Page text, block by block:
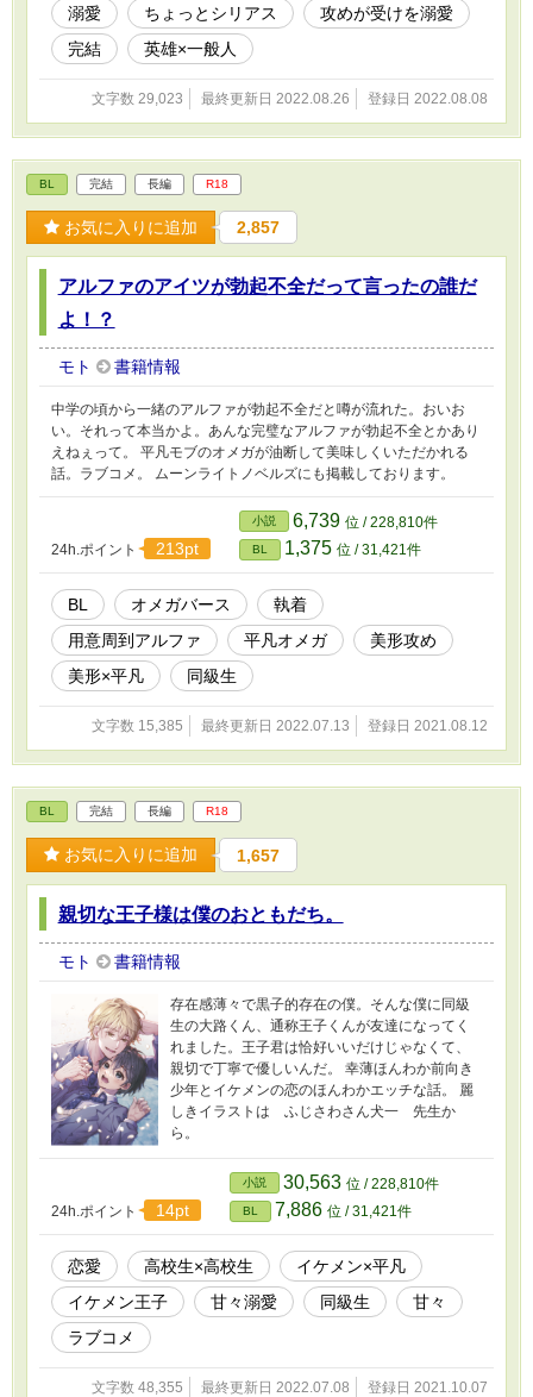
溺愛 ちょっとシリアス
攻めが受けを溺愛
完結
英雄×一般人
文字数 29,023 最終更新日 2022.08.26 登録日 2022.08.08
BL 完結 長編 R18
お気に入りに追加 2,857
アルファのアイツが勃起不全だって言ったの誰だ
よ！？
モト 書籍情報
中学の頃から一緒のアルファが勃起不全だと噂が流れた。おいお
い。それって本当かよ。あんな完璧なアルファが勃起不全とかあり
えねぇって。 平凡モブのオメガが油断して美味しくいただかれる
話。ラブコメ。 ムーンライトノベルズにも掲載しております。
24h.ポイント 213pt
小説 6,739 位 / 228,810件
BL 1,375 位 / 31,421件
BL オメガバース
執着
用意周到アルファ
平凡オメガ
美形攻め
美形×平凡
同級生
文字数 15,385 最終更新日 2022.07.13 登録日 2021.08.12
BL 完結 長編 R18
お気に入りに追加 1,657
親切な王子様は僕のおともだち。
モト 書籍情報
存在感薄々で黒子的存在の僕。そんな僕に同級
生の大路くん、通称王子くんが友達になってく
れました。王子君は恰好いいだけじゃなくて、
親切で丁寧で優しいんだ。 幸薄ほんわか前向き
少年とイケメンの恋のほんわかエッチな話。 麗
しきイラストは ふじさわさん犬一 先生か
ら。
24h.ポイント 14pt
小説 30,563 位 / 228,810件
BL 7,886 位 / 31,421件
恋愛 高校生×高校生
イケメン×平凡
イケメン王子
甘々溺愛 同級生
甘々
ラブコメ
文字数 48,355 最終更新日 2022.07.08 登録日 2021.10.07